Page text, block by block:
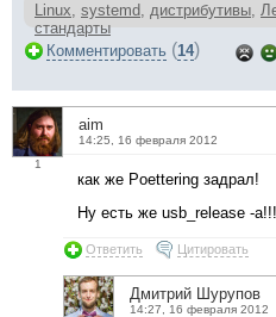
Linux, systemd, дистрибутивы,
стандарты
Комментировать (14)
1
aim
14:25, 16 февраля 2012
как же Poettering задрал!
Ну есть же usb_release -
Ответить Цитировать
Дмитрий Шурупов
14:27, 16 февраля 2012